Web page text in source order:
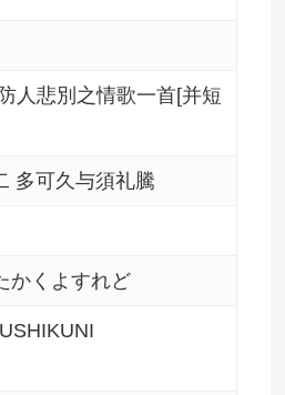
人悲別之情歌一首[并短
多可久与須礼騰
かくよすれど